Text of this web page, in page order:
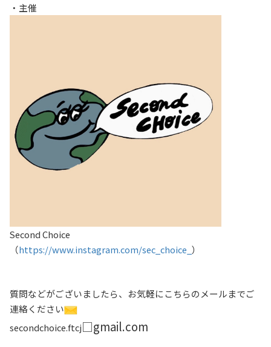
・主催
Second Choice
（https://www.instagram.com/sec_choice_ ）
質問などがございましたら、お気軽にこちらのメールまでご
連絡ください
secondchoice.ftcj□gmail.com